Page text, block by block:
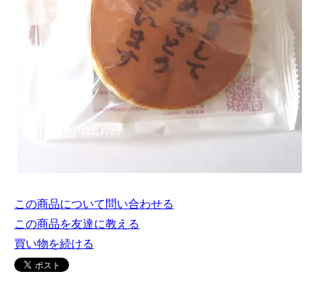
この商品について問い合わせる
この商品を友達に教える
買い物を続ける